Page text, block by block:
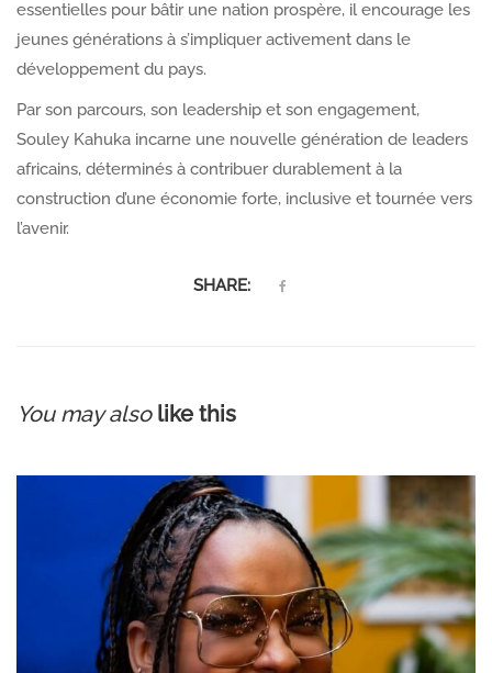
essentielles pour bâtir une nation prospère, il encourage les
jeunes générations à s’impliquer activement dans le
développement du pays.
Par son parcours, son leadership et son engagement,
Souley Kahuka incarne une nouvelle génération de leaders
africains, déterminés à contribuer durablement à la
construction d’une économie forte, inclusive et tournée vers
l’avenir.
SHARE:
You may also like this